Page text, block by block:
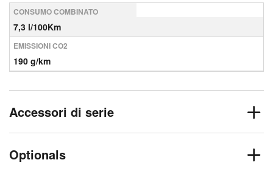
CONSUMO COMBINATO
7,3 l/100Km
EMISSIONI CO2
190 g/km
Accessori di serie
Optionals